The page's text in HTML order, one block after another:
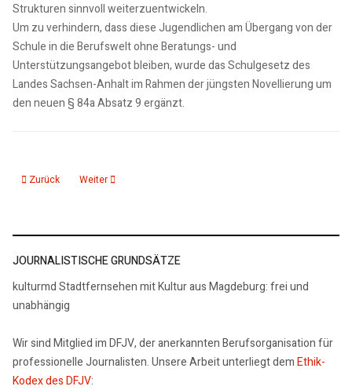
Strukturen sinnvoll weiterzuentwickeln.
Um zu verhindern, dass diese Jugendlichen am Übergang von der
Schule in die Berufswelt ohne Beratungs- und
Unterstützungsangebot bleiben, wurde das Schulgesetz des
Landes Sachsen-Anhalt im Rahmen der jüngsten Novellierung um
den neuen § 84a Absatz 9 ergänzt.
Vorheriger Beitrag: 13.02.26 Grammy Preisträger spielen
Zurück Nächster Beitrag: 11.02.26: KMD_aktuelle 15, Nachrichten2
Weiter
JOURNALISTISCHE GRUNDSÄTZE
kulturmd Stadtfernsehen mit Kultur aus Magdeburg: frei und
unabhängig
Wir sind Mitglied im DFJV, der anerkannten Berufsorganisation für
professionelle Journalisten. Unsere Arbeit unterliegt demEthik-
Kodex des DFJV: